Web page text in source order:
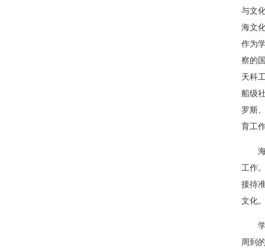
与文
海文
作为
察的
天科
船级
罗斯
育工
工作
接待
文化
周到